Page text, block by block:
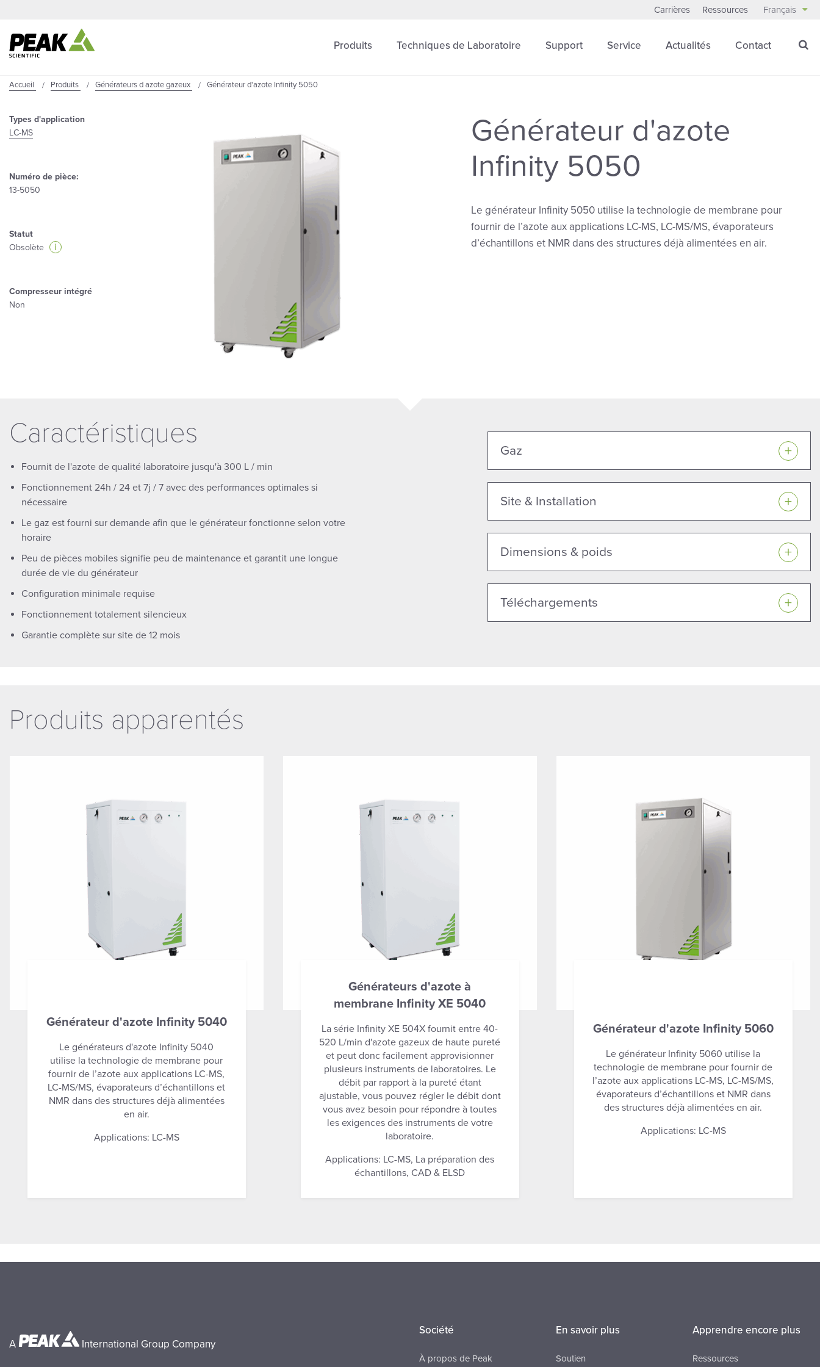
Carrières Ressources Français
Produits Techniques de Laboratoire Support Service Actualités Contact
Accueil Produits Générateurs d azote gazeux Générateur d'azote Infinity 5050
Types d'application
LC-MS
Numéro de pièce:
13-5050
Statut
Obsolète
i
Compresseur intégré
Non
Générateur d'azote
Infinity 5050
Le générateur Infinity 5050 utilise la technologie de membrane pour
fournir de l’azote aux applications LC-MS, LC-MS/MS, évaporateurs
d’échantillons et NMR dans des structures déjà alimentées en air.
Caractéristiques
Fournit de l'azote de qualité laboratoire jusqu'à 300 L / min
Fonctionnement 24h / 24 et 7j / 7 avec des performances optimales si
nécessaire
Le gaz est fourni sur demande afin que le générateur fonctionne selon votre
horaire
Peu de pièces mobiles signifie peu de maintenance et garantit une longue
durée de vie du générateur
Configuration minimale requise
Fonctionnement totalement silencieux
Garantie complète sur site de 12 mois
Gaz
Site & Installation
Dimensions & poids
Téléchargements
Produits apparentés
Générateur d'azote Infinity 5040
Le générateurs d'azote Infinity 5040
utilise la technologie de membrane pour
fournir de l’azote aux applications LC-MS,
LC-MS/MS, évaporateurs d’échantillons et
NMR dans des structures déjà alimentées
en air.
Applications: LC-MS
Générateurs d'azote à
membrane Infinity XE 5040
La série Infinity XE 504X fournit entre 40-
520 L/min d'azote gazeux de haute pureté
et peut donc facilement approvisionner
plusieurs instruments de laboratoires. Le
débit par rapport à la pureté étant
ajustable, vous pouvez régler le débit dont
vous avez besoin pour répondre à toutes
les exigences des instruments de votre
laboratoire.
Applications: LC-MS, La préparation des
échantillons, CAD & ELSD
Générateur d'azote Infinity 5060
Le générateur Infinity 5060 utilise la
technologie de membrane pour fournir de
l’azote aux applications LC-MS, LC-MS/MS,
évaporateurs d’échantillons et NMR dans
des structures déjà alimentées en air.
Applications: LC-MS
A International Group Company
Société
À propos de Peak
En savoir plus
Soutien
Apprendre encore plus
Ressources